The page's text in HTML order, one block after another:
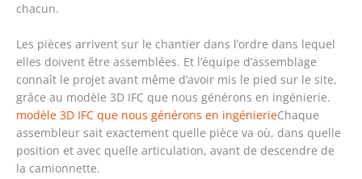
chacun.
Les pièces arrivent sur le chantier dans l’ordre dans lequel
elles doivent être assemblées. Et l’équipe d’assemblage
connaît le projet avant même d’avoir mis le pied sur le site,
grâce au modèle 3D IFC que nous générons en ingénierie.
modèle 3D IFC que nous générons en ingénierieChaque
assembleur sait exactement quelle pièce va où, dans quelle
position et avec quelle articulation, avant de descendre de
la camionnette.